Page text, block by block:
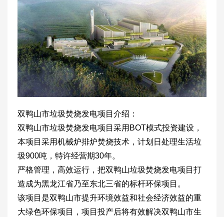
双鸭山市垃圾焚烧发电项目介绍：
双鸭山市垃圾焚烧发电项目采用BOT模式投资建设，
本项目采用机械炉排炉焚烧技术，计划日处理生活垃
圾900吨，特许经营期30年。
严格管理，高效运行，把双鸭山垃圾焚烧发电项目打
造成为黑龙江省乃至东北三省的标杆环保项目。
该项目是双鸭山市提升环境效益和社会经济效益的重
大绿色环保项目，项目投产后将有效解决双鸭山市生